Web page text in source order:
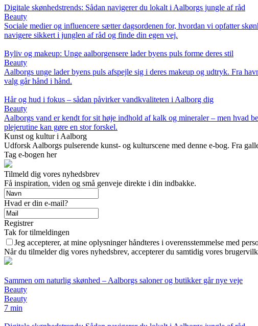
Digitale skønhedstrends: Sådan navigerer du lokalt i Aalborgs jungle af råd
Beauty
Sociale medier og influencere sætter dagsordenen for, hvordan vi opfatter
navigere sikkert i junglen af råd og finde din egen vej.
Byliv og makeup: Unge aalborgensere lader byens puls forme deres stil
Beauty
Aalborgs unge lader byens puls afspejle sig i deres makeup og udtryk. Fra
valg går hånd i hånd.
Hår og hud i fokus – sådan påvirker vandkvaliteten i Aalborg dig
Beauty
Aalborgs vand er kendt for sit høje indhold af kalk og mineraler – men hvad
plejerutine kan gøre en stor forskel.
Kunst og kultur i Aalborg
Udforsk Aalborgs pulserende kunst- og kulturscene med denne e-bog. Fra
Tag e-bogen her
Tilmeld dig vores nyhedsbrev
Få inspiration, viden og små genveje direkte i din indbakke.
Hvad er din e-mail?
Registrer
Tak for tilmeldingen
Jeg accepterer, at mine oplysninger håndteres i overensstemmelse med
Når du tilmelder dig vores nyhedsbrev, accepterer du samtidig vores
Sammen om naturlig skønhed – Aalborgs saloner og butikker går nye veje
Beauty
Beauty
7 min